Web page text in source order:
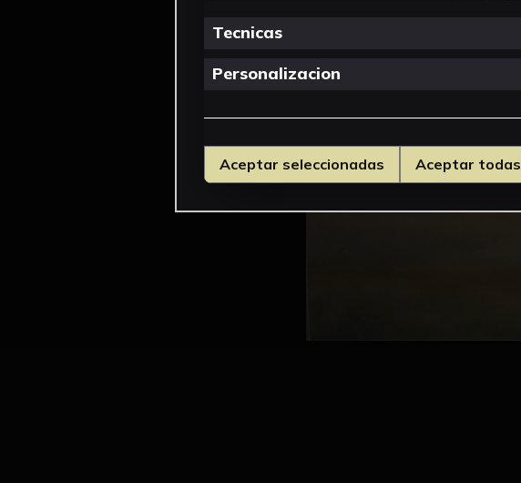
Tecnicas
Personalizacion
Aceptar seleccionadas Aceptar todas